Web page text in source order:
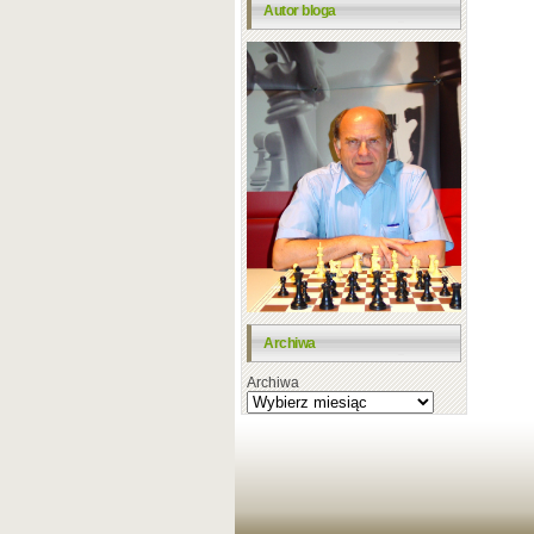
Autor bloga
Archiwa
Archiwa